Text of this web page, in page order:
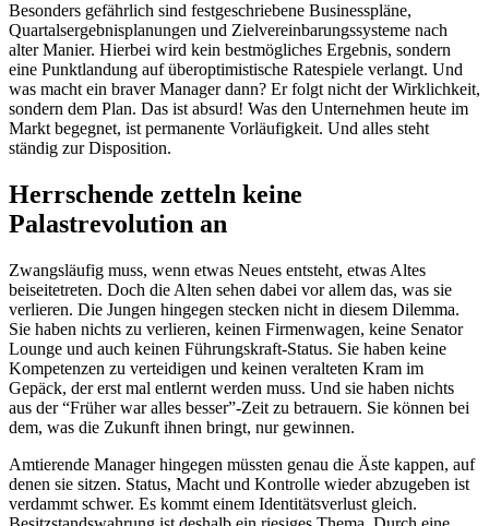
Besonders gefährlich sind festgeschriebene Businesspläne,
Quartalsergebnisplanungen und Zielvereinbarungssysteme nach
alter Manier. Hierbei wird kein bestmögliches Ergebnis, sondern
eine Punktlandung auf überoptimistische Ratespiele verlangt. Und
was macht ein braver Manager dann? Er folgt nicht der Wirklichkeit,
sondern dem Plan. Das ist absurd! Was den Unternehmen heute im
Markt begegnet, ist permanente Vorläufigkeit. Und alles steht
ständig zur Disposition.
Herrschende zetteln keine
Palastrevolution an
Zwangsläufig muss, wenn etwas Neues entsteht, etwas Altes
beiseitetreten. Doch die Alten sehen dabei vor allem das, was sie
verlieren. Die Jungen hingegen stecken nicht in diesem Dilemma.
Sie haben nichts zu verlieren, keinen Firmenwagen, keine Senator
Lounge und auch keinen Führungskraft-Status. Sie haben keine
Kompetenzen zu verteidigen und keinen veralteten Kram im
Gepäck, der erst mal entlernt werden muss. Und sie haben nichts
aus der “Früher war alles besser”-Zeit zu betrauern. Sie können bei
dem, was die Zukunft ihnen bringt, nur gewinnen.
Amtierende Manager hingegen müssten genau die Äste kappen, auf
denen sie sitzen. Status, Macht und Kontrolle wieder abzugeben ist
verdammt schwer. Es kommt einem Identitätsverlust gleich.